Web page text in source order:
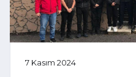
7 Kasım 2024